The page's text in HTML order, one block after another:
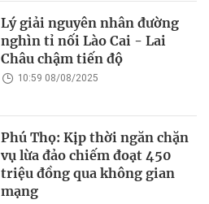
Lý giải nguyên nhân đường
nghìn tỉ nối Lào Cai - Lai
Châu chậm tiến độ
10:59 08/08/2025
Phú Thọ: Kịp thời ngăn chặn
vụ lừa đảo chiếm đoạt 450
triệu đồng qua không gian
mạng